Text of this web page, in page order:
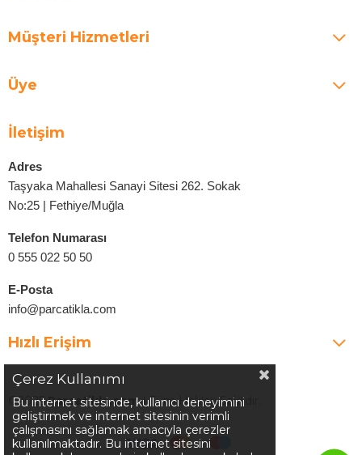
Müşteri Hizmetleri
Üye
İletişim
Adres
Taşyaka Mahallesi Sanayi Sitesi 262. Sokak
No:25 | Fethiye/Muğla
Telefon Numarası
0 555 022 50 50
E-Posta
info@parcatikla.com
Hızlı Erişim
©2025Parcatikla.com| Tüm Hakları Saklıdır.
Çerez Kullanımı
Bu internet sitesinde, kullanıcı deneyimini
geliştirmek ve internet sitesinin verimli
çalışmasını sağlamak amacıyla çerezler
kullanılmaktadır. Bu internet sitesini